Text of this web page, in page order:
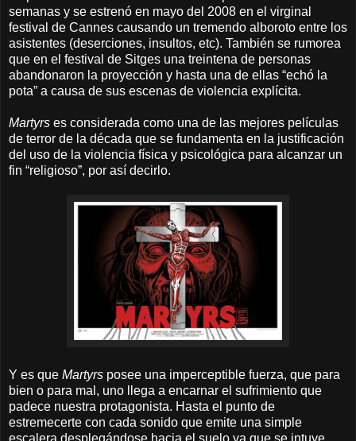
semanas y se estrenó en mayo del 2008 en el virginal
festival de Cannes causando un tremendo alboroto entre los
asistentes (deserciones, insultos, etc). También se rumorea
que en el festival de Sitges una treintena de personas
abandonaron la proyección y hasta una de ellas “echó la
pota” a causa de sus escenas de violencia explícita.
Martyrs es considerada como una de las mejores películas
de terror de la década que se fundamenta en la justificación
del uso de la violencia física y psicológica para alcanzar un
fin “religioso”, por así decirlo.
Y es que Martyrs posee una imperceptible fuerza, que para
bien o para mal, uno llega a encarnar el sufrimiento que
padece nuestra protagonista. Hasta el punto de
estremecerte con cada sonido que emite una simple
escalera desplegándose hacia el suelo ya que se intuye